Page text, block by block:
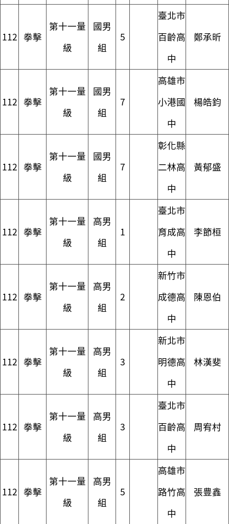
112 拳擊
第十一量
級
國男
組
5
臺北市
百齡高
中
鄭承昕
112 拳擊
第十一量
級
國男
組
7
高雄市
小港國
中
楊皓鈞
112 拳擊
第十一量
級
國男
組
7
彰化縣
二林高
中
黃郁盛
112 拳擊
第十一量
級
高男
組
1
臺北市
育成高
中
李節桓
112 拳擊
第十一量
級
高男
組
2
新竹市
成德高
中
陳恩伯
112 拳擊
第十一量
級
高男
組
3
新北市
明德高
中
林漢斐
112 拳擊
第十一量
級
高男
組
3
臺北市
百齡高
中
周宥村
112 拳擊
第十一量
級
高男
組
5
高雄市
路竹高
中
張豊鑫